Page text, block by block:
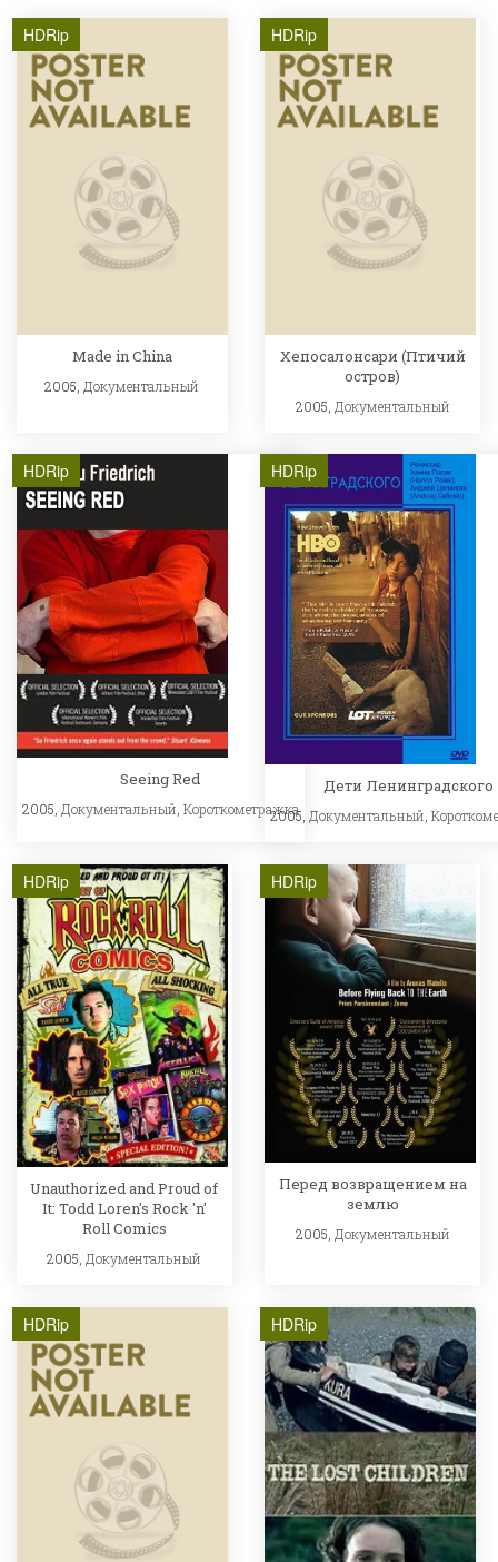
HDRip
Made in China
2005, Документальный
HDRip
Хепосалонсари (Птичий
остров)
2005, Документальный
HDRip
Seeing Red
2005, Документальный, Короткометражка
HDRip
Дети Ленинградского
2005, Документальный ,
HDRip
Unauthorized and Proud of
It: Todd Loren's Rock 'n'
Roll Comics
2005, Документальный
HDRip
Перед возвращением на
землю
2005, Документальный
HDRip HDRip